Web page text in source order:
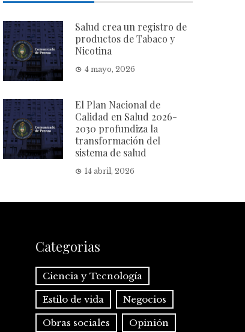
Salud crea un registro de
productos de Tabaco y
Nicotina
4 mayo, 2026
El Plan Nacional de
Calidad en Salud 2026-
2030 profundiza la
transformación del
sistema de salud
14 abril, 2026
Categorias
Ciencia y Tecnología
Estilo de vida Negocios
Obras sociales Opinión